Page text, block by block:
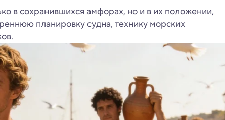
в сохранившихся амфорах, но и в их положении,
планировку судна, технику морских